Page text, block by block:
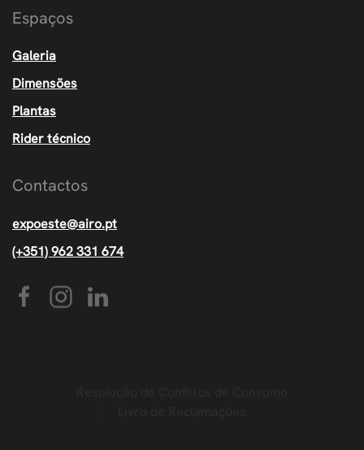
Espaços
Galeria
Dimensões
Plantas
Rider técnico
Contactos
expoeste@airo.pt
(+351) 962 331 674